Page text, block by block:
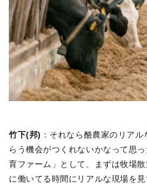
竹下(邦) ：それなら酪農家のリア
らう機会がつくれないかなって思
育ファーム」として、まずは牧場
に働いてる時間にリアルな現場を見